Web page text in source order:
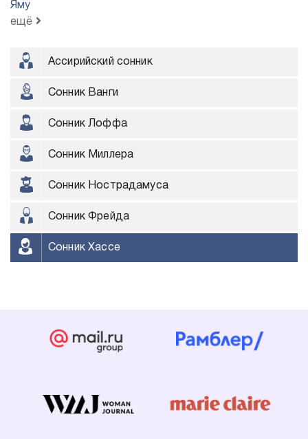
Яму
ещё
Ассирийский сонник
Сонник Ванги
Сонник Лоффа
Сонник Миллера
Сонник Нострадамуса
Сонник Фрейда
Сонник Хассе